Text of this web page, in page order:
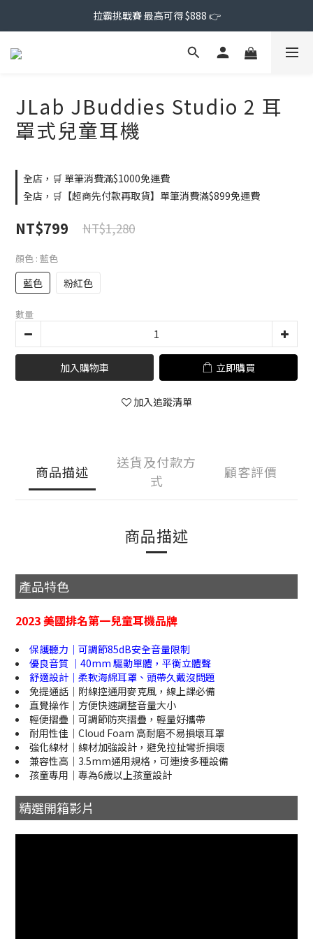
拉霸挑戰賽 最高可得 $888 👉
JLab JBuddies Studio 2 耳
罩式兒童耳機
全店，🛒 單筆消費滿$1000免運費
全店，🛒【超商先付款再取貨】單筆消費滿$899免運費
NT$799 NT$1,280
顏色 : 藍色
藍色 粉紅色
數量
加入購物車 立即購買
加入追蹤清單
商品描述
送貨及付款方
式
顧客評價
商品描述
產品特色
2023 美國排名第一兒童耳機品牌
保護聽力｜可調節85dB安全音量限制
優良音質 ｜40mm 驅動單體，平衡立體聲
舒適設計｜柔軟海綿耳罩、頭帶久戴沒問題
免提通話｜附線控通用麥克風，線上課必備
直覺操作｜方便快速調整音量大小
輕便摺疊｜可調節防夾摺疊，輕量好攜帶
耐用性佳｜Cloud Foam 高耐磨不易損壞耳罩
強化線材｜線材加強設計，避免拉扯彎折損壞
兼容性高｜3.5mm通用規格，可連接多種設備
孩童專用｜專為6歲以上孩童設計
精選開箱影片